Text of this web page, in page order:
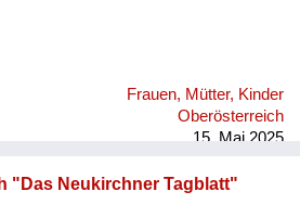
Frauen, Mütter, Kinder
Oberösterreich
15. Mai 2025
"Das Neukirchner Tagblatt"